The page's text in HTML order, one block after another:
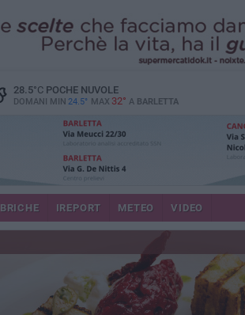
28.5°CPOCHE NUVOLE
DOMANI MIN 24.5° MAX 32° A BARLETTA
IREPORT METEO VIDEO